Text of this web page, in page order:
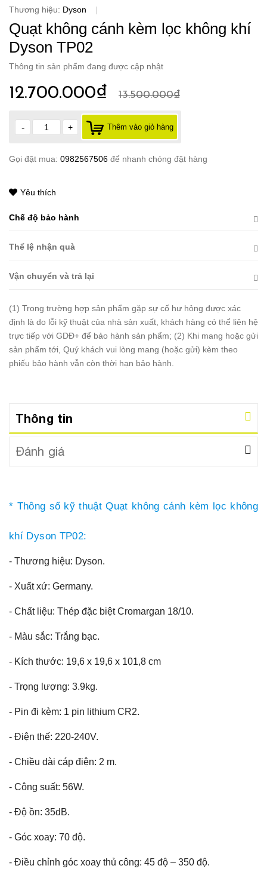
Thương hiệu: Dyson |
Quạt không cánh kèm lọc không khí
Dyson TP02
Thông tin sản phẩm đang được cập nhật
12.700.000₫ 13.500.000₫
- + Thêm vào giỏ hàng
Gọi đặt mua: 0982567506 để nhanh chóng đặt hàng
Yêu thích
Chế độ bảo hành
Thể lệ nhận quà
Vận chuyển và trả lại
(1) Trong trường hợp sản phẩm gặp sự cố hư hỏng được xác
định là do lỗi kỹ thuật của nhà sản xuất, khách hàng có thể liên hệ
trực tiếp với GDĐ+ để bảo hành sản phẩm; (2) Khi mang hoặc gửi
sản phẩm tới, Quý khách vui lòng mang (hoặc gửi) kèm theo
phiếu bảo hành vẫn còn thời hạn bảo hành.
Thông tin
Đánh giá
* Thông số kỹ thuật Quạt không cánh kèm lọc không
khí Dyson TP02:
- Thương hiệu: Dyson.
- Xuất xứ: Germany.
- Chất liệu: Thép đặc biệt Cromargan 18/10.
- Màu sắc: Trắng bạc.
- Kích thước: 19,6 x 19,6 x 101,8 cm
- Trọng lượng: 3.9kg.
- Pin đi kèm: 1 pin lithium CR2.
- Điện thế: 220-240V.
- Chiều dài cáp điện: 2 m.
- Công suất: 56W.
- Độ ồn: 35dB.
- Góc xoay: 70 độ.
- Điều chỉnh góc xoay thủ công: 45 độ – 350 độ.